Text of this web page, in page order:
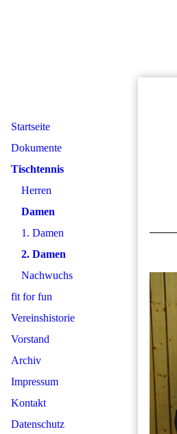
Startseite
Dokumente
Tischtennis
Herren
Damen
1. Damen
2. Damen
Nachwuchs
fit for fun
Vereinshistorie
Vorstand
Archiv
Impressum
Kontakt
Datenschutz